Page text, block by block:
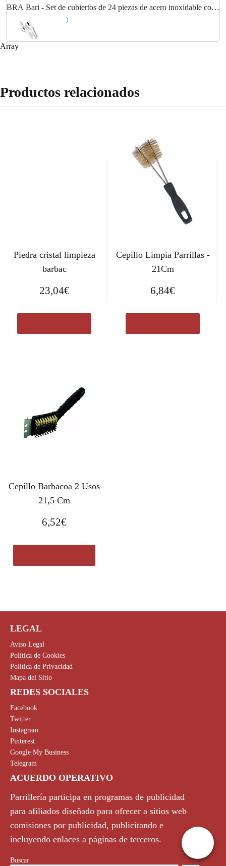
BRA Bari - Set de cubiertos de 24 piezas de acero inoxidable con
cuchillo chuletero, acero inoxidable 18/10, diseño contemporaneo,
acabado pulido brillante,...
Array
Productos relacionados
Piedra cristal limpieza
barbac
23,04€
Cepillo Limpia Parrillas -
21Cm
6,84€
Cepillo Barbacoa 2 Usos
21,5 Cm
6,52€
LEGAL
Aviso Legal
Política de Cookies
Política de Privacidad
Mapa del Sitio
REDES SOCIALES
Facebook
Twitter
Instagram
Pinterest
Google My Business
Telegram
ACUERDO OPERATIVO
Parrillería participa en programas de publicidad
para afiliados diseñado para ofrecer a sitios web
comisiones por publicidad, publicitando e
incluyendo enlaces a páginas de terceros.
Buscar